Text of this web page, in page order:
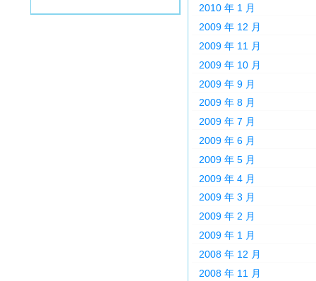
2010 年 1 月
2009 年 12 月
2009 年 11 月
2009 年 10 月
2009 年 9 月
2009 年 8 月
2009 年 7 月
2009 年 6 月
2009 年 5 月
2009 年 4 月
2009 年 3 月
2009 年 2 月
2009 年 1 月
2008 年 12 月
2008 年 11 月